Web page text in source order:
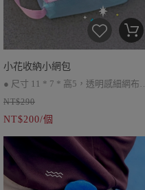
小花收納小網包
● 尺寸 11 * 7 * 高5，透明感細網布●
短提把裝飾加上造型標籤● 用來裝行
動電源、零錢或是護唇膏等小東西都
很方便
NT$290
NT$200/個